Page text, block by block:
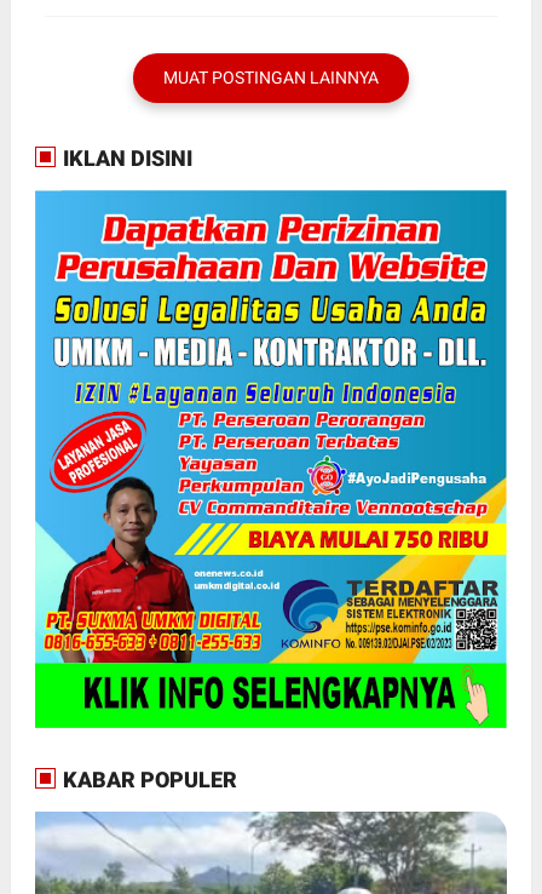
MUAT POSTINGAN LAINNYA
IKLAN DISINI
KABAR POPULER